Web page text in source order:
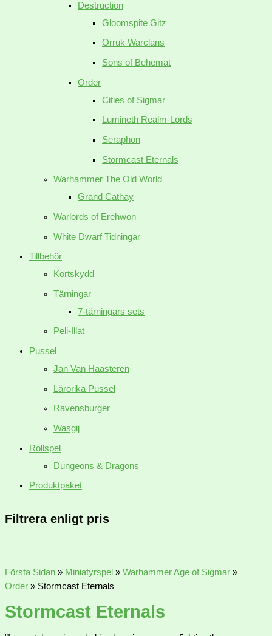
Destruction
Gloomspite Gitz
Orruk Warclans
Sons of Behemat
Order
Cities of Sigmar
Lumineth Realm-Lords
Seraphon
Stormcast Eternals
Warhammer The Old World
Grand Cathay
Warlords of Erehwon
White Dwarf Tidningar
Tillbehör
Kortskydd
Tärningar
7-tärningars sets
Peli-Illat
Pussel
Jan Van Haasteren
Lärorika Pussel
Ravensburger
Wasgij
Rollspel
Dungeons & Dragons
Produktpaket
Filtrera enligt pris
Första Sidan » Miniatyrspel » Warhammer Age of Sigmar »
Order » Stormcast Eternals
Stormcast Eternals